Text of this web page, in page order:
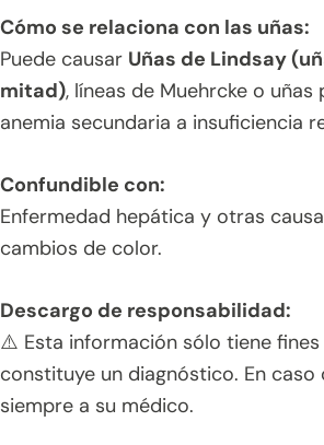
Cómo se relaciona con las uñas:
Puede causar Uñas de Lindsay
mitad), líneas de Muehrcke o uñas
anemia secundaria a insuficiencia
Confundible con:
Enfermedad hepática y otras
cambios de color.
Descargo de responsabilidad:
⚠️ Esta información sólo tiene fines
constituye un diagnóstico. En caso
siempre a su médico.